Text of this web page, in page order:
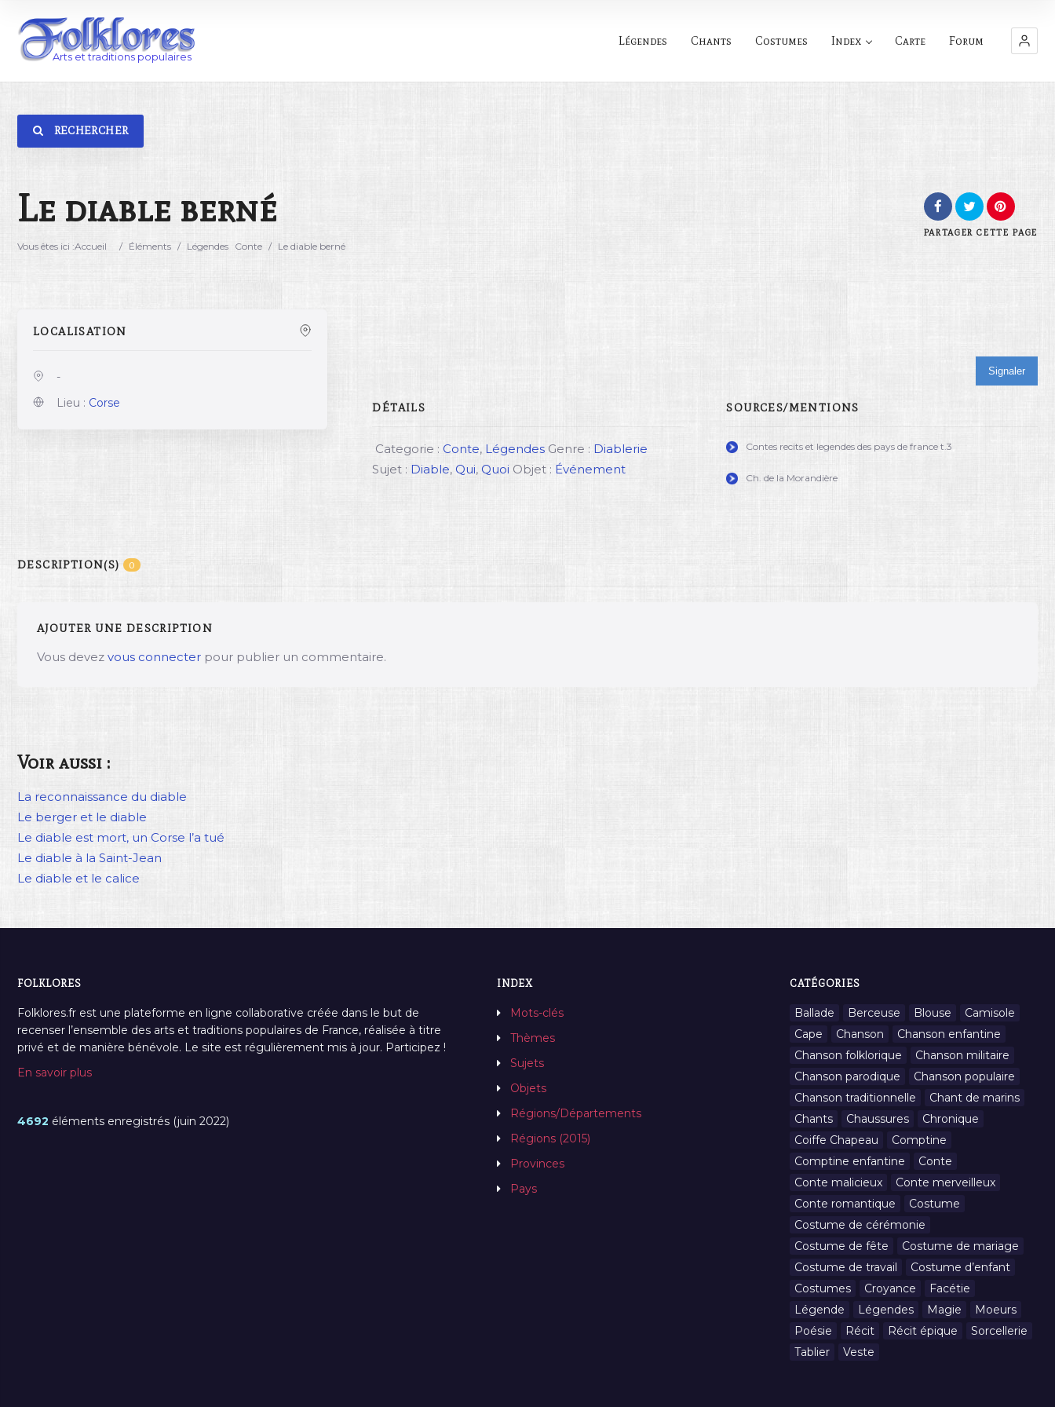
Légendes Chants Costumes Index Carte Forum
RECHERCHER
Le diable berné
Vous êtes ici :Accueil / Éléments / Légendes Conte / Le diable berné
PARTAGER CETTE PAGE
LOCALISATION
-
Lieu : Corse
Signaler
DÉTAILS
Categorie :Conte, Légendes Genre : Diablerie
Sujet : Diable,Qui,Quoi Objet : Événement
SOURCES/MENTIONS
Contes recits et legendes des pays de france t.3
Ch. de la Morandière
DESCRIPTION(S) 0
AJOUTER UNE DESCRIPTION
Vous devez vous connecter pour publier un commentaire.
Voir aussi :
La reconnaissance du diable
Le berger et le diable
Le diable est mort, un Corse l’a tué
Le diable à la Saint-Jean
Le diable et le calice
FOLKLORES
Folklores.fr est une plateforme en ligne collaborative créée dans le but de
recenser l’ensemble des arts et traditions populaires de France, réalisée à titre
privé et de manière bénévole. Le site est régulièrement mis à jour. Participez !
En savoir plus
4692 éléments enregistrés (juin 2022)
INDEX
Mots-clés
Thèmes
Sujets
Objets
Régions/Départements
Régions (2015)
Provinces
Pays
CATÉGORIES
Ballade Berceuse Blouse
Camisole
Cape
Chanson
Chanson enfantine
Chanson folklorique
Chanson militaire
Chanson parodique
Chanson populaire
Chanson traditionnelle
Chant de marins
Chants
Chaussures
Chronique
Coiffe Chapeau
Comptine
Comptine enfantine
Conte
Conte malicieux
Conte merveilleux
Conte romantique
Costume
Costume de cérémonie
Costume de fête
Costume de mariage
Costume de travail
Costume d’enfant
Costumes
Croyance
Facétie
Légende
Légendes Magie
Moeurs
Poésie
Récit Récit épique
Sorcellerie
Tablier
Veste